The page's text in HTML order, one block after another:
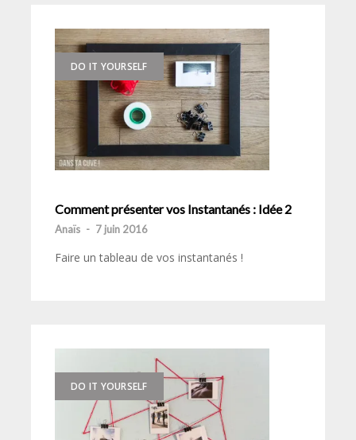
DO IT YOURSELF
Comment présenter vos Instantanés : Idée 2
Anaïs - 7 juin 2016
Faire un tableau de vos instantanés !
DO IT YOURSELF